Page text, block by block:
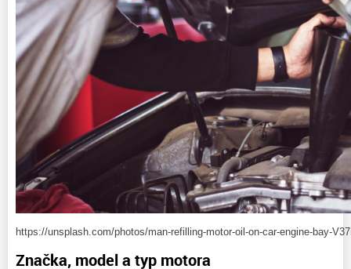
https://unsplash.com/photos/man-refilling-motor-oil-on-car-engine-bay-
Značka, model a typ motora